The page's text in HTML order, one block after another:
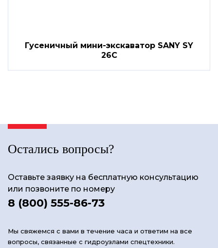
Гусеничный мини-экскаватор SANY SY
26C
Остались вопросы?
Оставьте заявку на бесплатную консультацию
или позвоните по номеру
8 (800) 555-86-73
Мы свяжемся с вами в течение часа и ответим на все
вопросы, связанные с гидроузлами спецтехники.